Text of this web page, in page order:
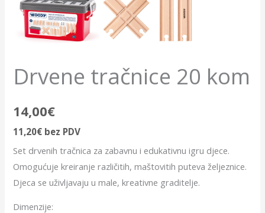
Drvene tračnice 20 kom
14,00€
11,20€ bez PDV
Set drvenih tračnica za zabavnu i edukativnu igru djece.
Omogućuje kreiranje različitih, maštovitih puteva željeznice.
Djeca se uživljavaju u male, kreativne graditelje.
Dimenzije: